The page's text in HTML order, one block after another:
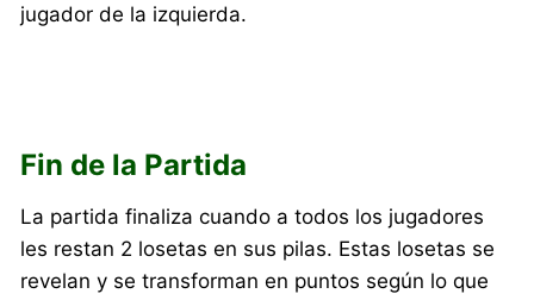
jugador de la izquierda.
Fin de la Partida
La partida finaliza cuando a todos los jugadores
les restan 2 losetas en sus pilas. Estas losetas se
revelan y se transforman en puntos según lo que